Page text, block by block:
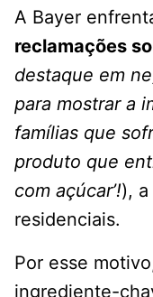
A Bayer
reclamações
destaque em
para mostrar a
famílias que
produto que
com açúcar’!),
residenciais.
Por esse
ingrediente-